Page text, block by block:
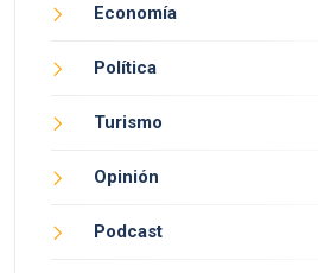
Economía
Política
Turismo
Opinión
Podcast